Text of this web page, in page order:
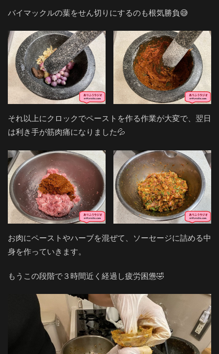
バイマックルの葉をせん切りにするのも根気勝負😅
それ以上にクロックでペーストを作る作業が大変で、翌日
は利き手が筋肉痛になりました💦
お肉にペーストやハーブを混ぜて、ソーセージに詰める中
身を作っていきます。
もうこの段階で３時間近く経過し疲労困憊🤣